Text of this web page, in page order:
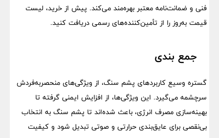
فنی و ضمانت‌نامه معتبر بهره‌مند می‌کند. پیش از خرید، لیست
قیمت به‌روز را از تأمین‌کننده‌های رسمی دریافت کنید.
جمع بندی
گستره وسیع کاربردهای پشم سنگ، از ویژگی‌های منحصربه‌فردش
سرچشمه می‌گیرد. این ویژگی‌ها، از افزایش ایمنی گرفته تا
بهینه‌سازی مصرف انرژی، باعث شده‌اند تا پشم سنگ به انتخاب
بی‌نقصی برای عایق‌بندی حرارتی و صوتی تبدیل شود و کیفیت